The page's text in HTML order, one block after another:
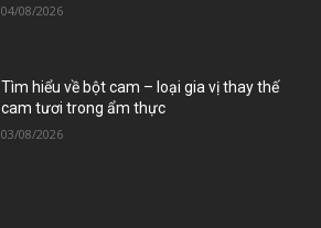
04/08/2026
Tìm hiểu về bột cam – loại gia vị thay thế
cam tươi trong ẩm thực
03/08/2026